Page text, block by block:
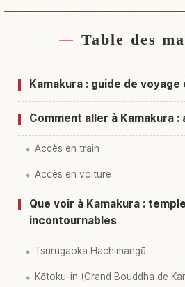
Hébergements près de
Table des
Kamakura : guide de
Comment aller à Kamakura
Accès en train
Accès en voiture
Que voir à Kamakura :
incontournables
Tsurugaoka Hachimangū
Kōtoku-in (Grand Bouddha de